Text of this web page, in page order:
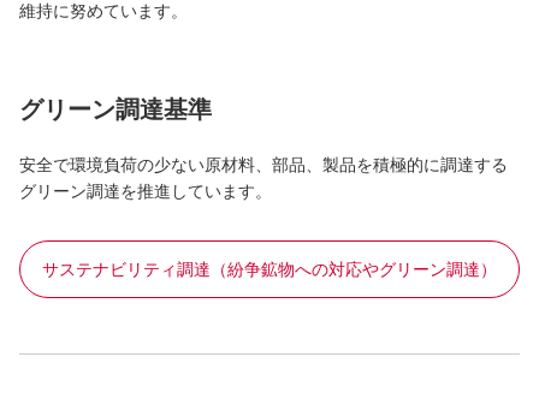
維持に努めています。
グリーン調達基準
安全で環境負荷の少ない原材料、部品、製品を積極的に調達する
グリーン調達を推進しています。
サステナビリティ調達（紛争鉱物への対応やグリーン調達）